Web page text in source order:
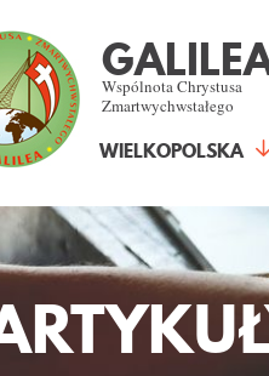
Wspólnota Chrystusa
Zmartwychwstałego
WIELKOPOLSKA